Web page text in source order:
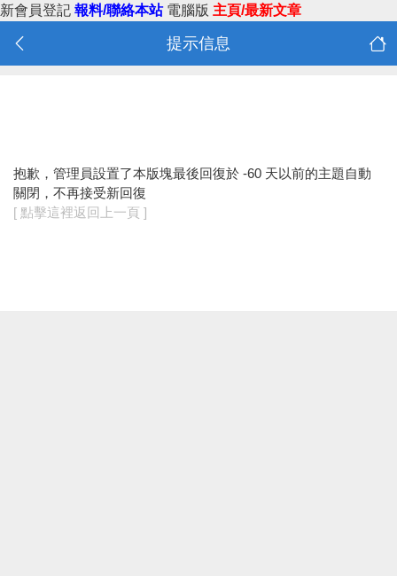
新會員登記 報料/聯絡本站 電腦版 主頁/最新文章
提示信息
抱歉，管理員設置了本版塊最後回復於 -60 天以前的主題自動
關閉，不再接受新回復
[ 點擊這裡返回上一頁 ]